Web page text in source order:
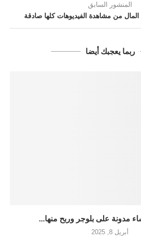
المنشور السابق
ربما يعجبك أيضا
أبريل 8, 2025